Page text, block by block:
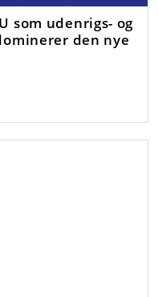
som udenrigs- og
den nye